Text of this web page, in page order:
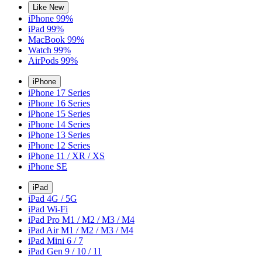
Like New
iPhone 99%
iPad 99%
MacBook 99%
Watch 99%
AirPods 99%
iPhone
iPhone 17 Series
iPhone 16 Series
iPhone 15 Series
iPhone 14 Series
iPhone 13 Series
iPhone 12 Series
iPhone 11 / XR / XS
iPhone SE
iPad
iPad 4G / 5G
iPad Wi-Fi
iPad Pro M1 / M2 / M3 / M4
iPad Air M1 / M2 / M3 / M4
iPad Mini 6 / 7
iPad Gen 9 / 10 / 11